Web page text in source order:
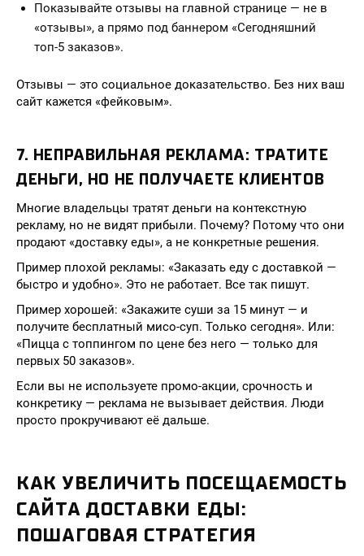
Показывайте отзывы на главной странице — не в
«отзывы», а прямо под баннером «Сегодняшний
топ-5 заказов».
Отзывы — это социальное доказательство. Без них ваш
сайт кажется «фейковым».
7. НЕПРАВИЛЬНАЯ РЕКЛАМА: ТРАТИТЕ
ДЕНЬГИ, НО НЕ ПОЛУЧАЕТЕ КЛИЕНТОВ
Многие владельцы тратят деньги на контекстную
рекламу, но не видят прибыли. Почему? Потому что они
продают «доставку еды», а не конкретные решения.
Пример плохой рекламы: «Заказать еду с доставкой —
быстро и удобно». Это не работает. Все так пишут.
Пример хорошей: «Закажите суши за 15 минут — и
получите бесплатный мисо-суп. Только сегодня». Или:
«Пицца с топпингом по цене без него — только для
первых 50 заказов».
Если вы не используете промо-акции, срочность и
конкретику — реклама не вызывает действия. Люди
просто прокручивают её дальше.
КАК УВЕЛИЧИТЬ ПОСЕЩАЕМОСТЬ
САЙТА ДОСТАВКИ ЕДЫ:
ПОШАГОВАЯ СТРАТЕГИЯ